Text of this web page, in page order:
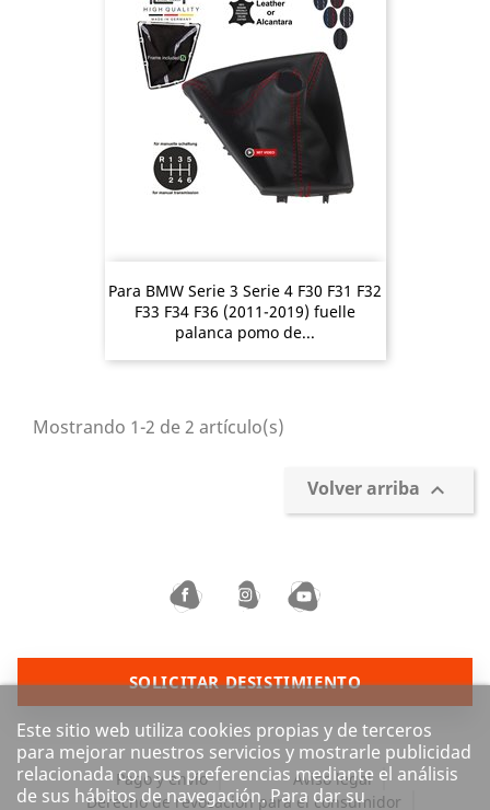
Para BMW Serie 3 Serie 4 F30 F31 F32
F33 F34 F36 (2011-2019) fuelle
palanca pomo de...
Mostrando 1-2 de 2 artículo(s)
Volver arriba 
Este sitio web utiliza cookies propias y de terceros
para mejorar nuestros servicios y mostrarle publicidad
relacionada con sus preferencias mediante el análisis
de sus hábitos de navegación. Para dar su
SOLICITAR DESISTIMIENTO
Pago y envío
Aviso legal
Derecho de revocación para el consumidor